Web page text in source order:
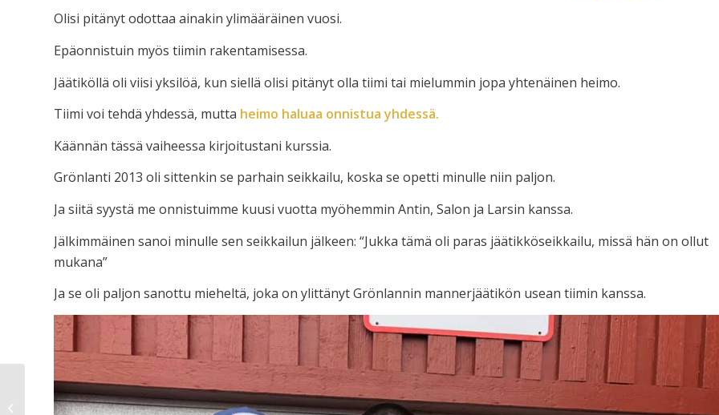
Olisi pitänyt odottaa ainakin ylimääräinen vuosi.
Epäonnistuin myös tiimin rakentamisessa.
Jäätiköllä oli viisi yksilöä, kun siellä olisi pitänyt olla tiimi tai mielummin jopa yhtenäinen heimo.
Tiimi voi tehdä yhdessä, mutta heimo haluaa onnistua yhdessä.
Käännän tässä vaiheessa kirjoitustani kurssia.
Grönlanti 2013 oli sittenkin se parhain seikkailu, koska se opetti minulle niin paljon.
Ja siitä syystä me onnistuimme kuusi vuotta myöhemmin Antin, Salon ja Larsin kanssa.
Jälkimmäinen sanoi minulle sen seikkailun jälkeen: “Jukka tämä oli paras jäätikköseikkailu, missä hän on ollut
mukana”
Ja se oli paljon sanottu mieheltä, joka on ylittänyt Grönlannin mannerjäätikön usean tiimin kanssa.
Ikävä uutinen